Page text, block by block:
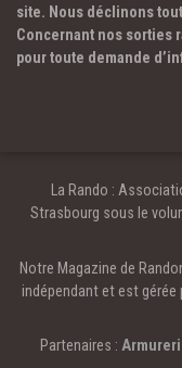
site. Nous déclinons
Concernant nos sorties
pour toute demande
La Rando :
Strasbourg sous le
Notre Magazine de
indépendant et est gérée
Partenaires :